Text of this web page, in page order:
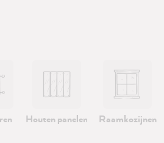
Houten panelen Raamkozijnen